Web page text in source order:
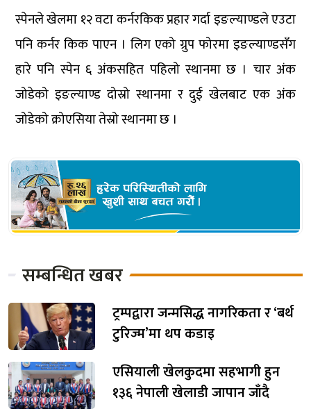
स्पेनले खेलमा १२ वटा कर्नरकिक प्रहार गर्दा इङल्याण्डले एउटा
पनि कर्नर किक पाएन । लिग एको ग्रुप फोरमा इङल्याण्डसँग
हारे पनि स्पेन ६ अंकसहित पहिलो स्थानमा छ । चार अंक
जोडेको इङल्याण्ड दोस्रो स्थानमा र दुई खेलबाट एक अंक
जोडेको क्रोएसिया तेस्रो स्थानमा छ ।
सम्बन्धित खबर
ट्रम्पद्वारा जन्मसिद्ध नागरिकता र ‘बर्थ
टुरिज्म’मा थप कडाइ
एसियाली खेलकुदमा सहभागी हुन
१३६ नेपाली खेलाडी जापान जाँदै